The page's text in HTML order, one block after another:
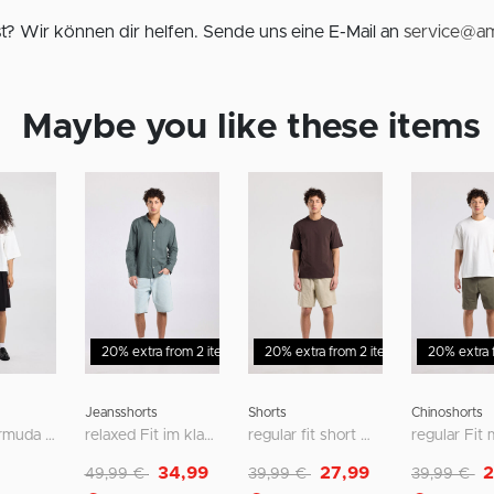
Wir können dir helfen. Sende uns eine E-Mail an
Maybe you like these items
lockere Bermuda mit Medium Waist
20% extra from 2 items Sale - 30%
Jeansshorts
relaxed Fit im klassischen Five-Pocket-Style
Reduziert von
49,99 € auf
34,99
20% extra from 2 items Sale - 30%
Shorts
regular fit short mit seiten- und gesäßtaschen
Reduziert von
39,99 € auf
27,99
20% extra
Chinoshorts
Reduziert
39,99 €